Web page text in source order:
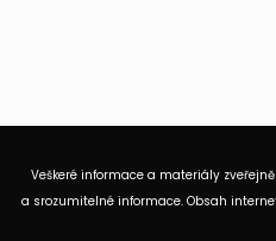
Veškeré informace a materiály
a srozumitelné informace. Obsah